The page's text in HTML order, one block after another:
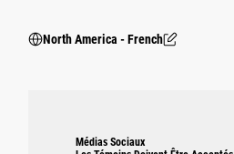
North America - French
Médias Sociaux